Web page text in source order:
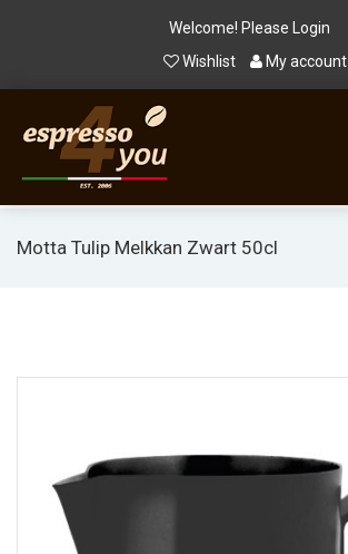
Welcome! Please
Login
Wishlist
My account
Motta Tulip Melkkan Zwart 50cl